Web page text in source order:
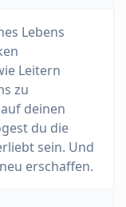
Lebens
Leitern
zu
deinen
du die
sein. Und
erschaffen.